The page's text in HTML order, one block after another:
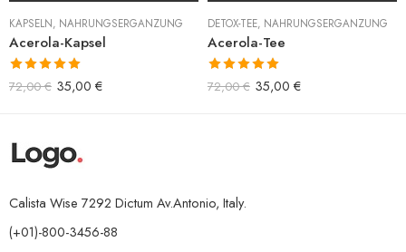
KAPSELN, NAHRUNGSERGÄNZUNG
Acerola-Kapsel
Bewertet mit
5.00von 5
72,00€ 35,00 €
DETOX-TEE, NAHRUNGSERGÄNZUNG
Acerola-Tee
Bewertet mit
5.00von 5
72,00€ 35,00 €
Calista Wise 7292 Dictum Av.Antonio, Italy.
(+01)-800-3456-88